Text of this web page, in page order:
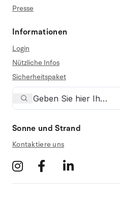
Presse
Informationen
Login
Nützliche Infos
Sicherheitspaket
Sonne und Strand
Kontaktiere uns